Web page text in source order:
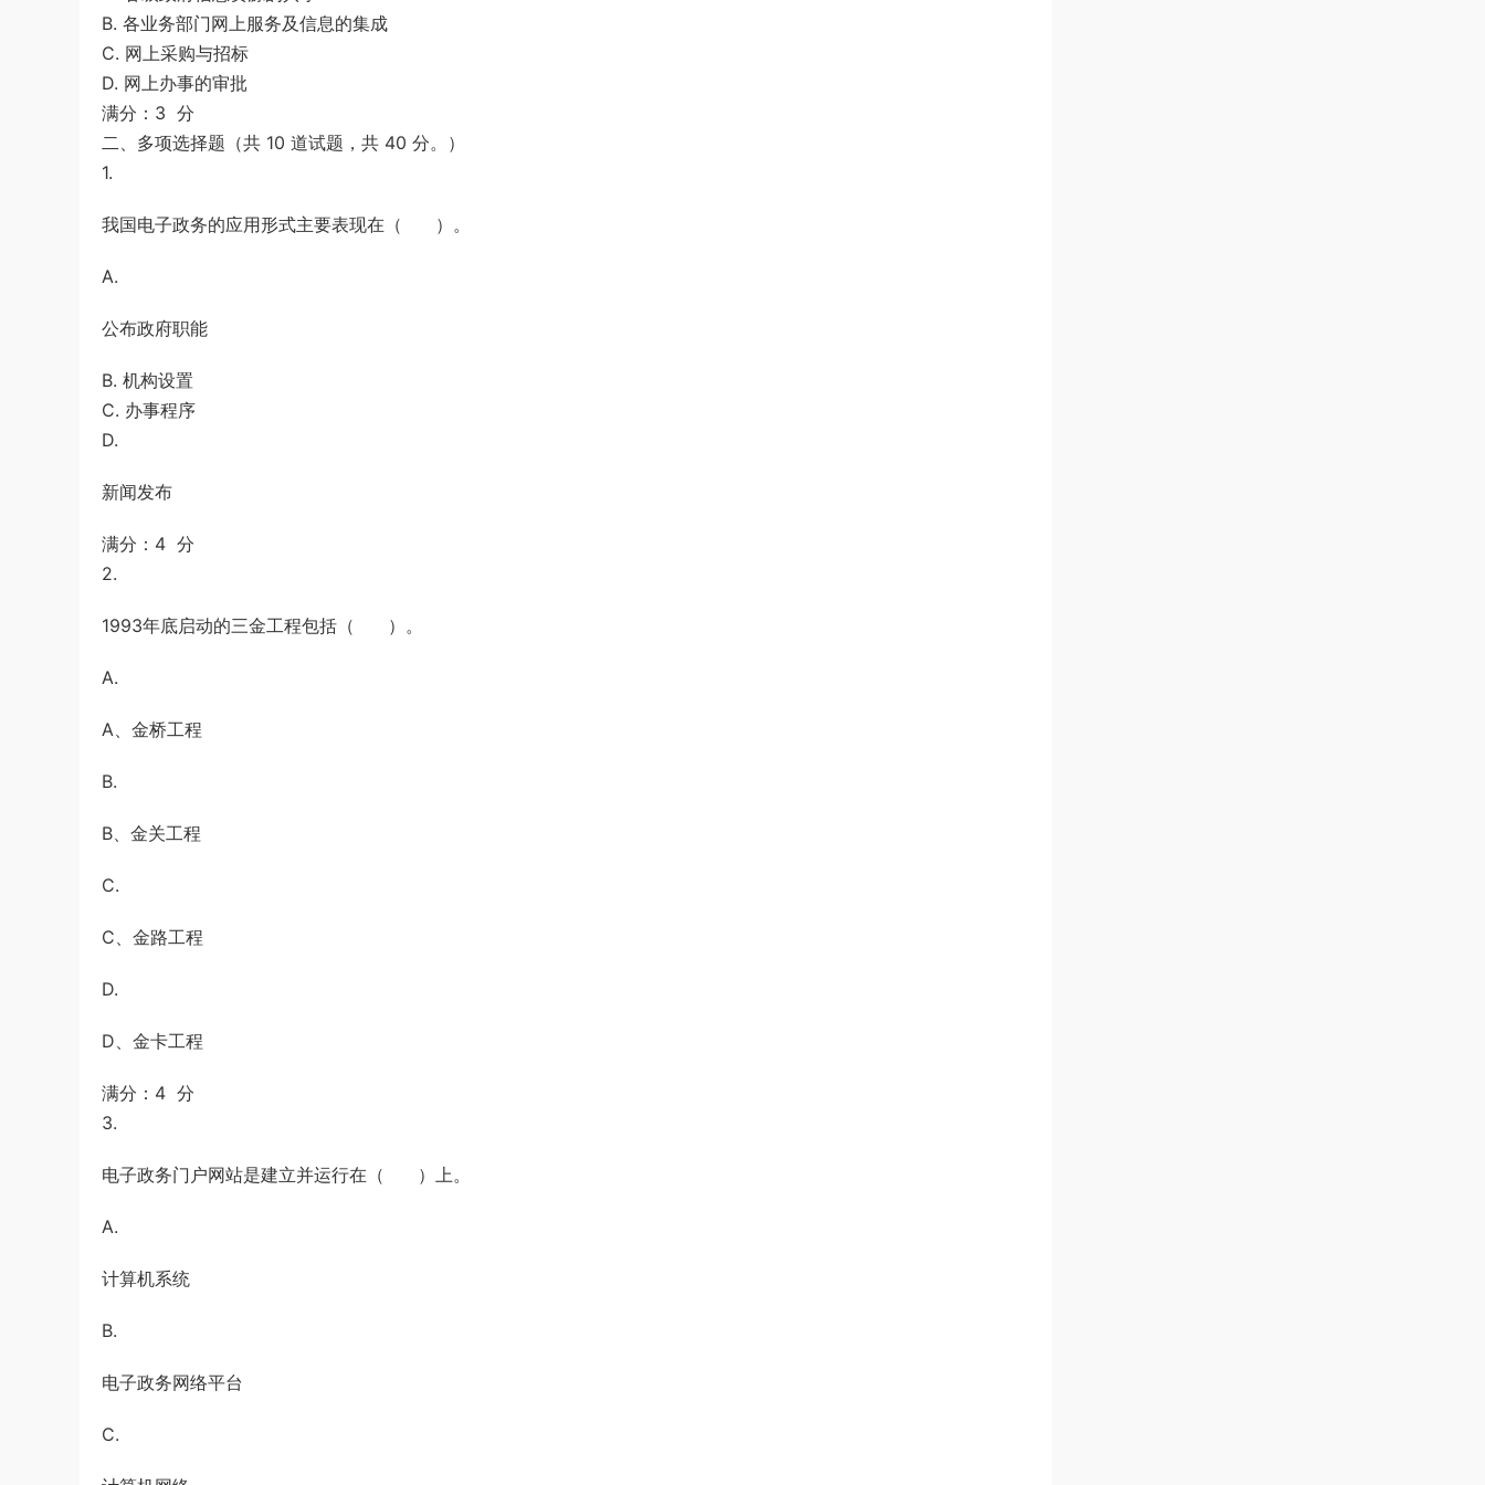
B. 各业务部门网上服务及信息的集成
C. 网上采购与招标
D. 网上办事的审批
满分：3 分
二、多项选择题（共 10 道试题，共 40 分。）
1.
我国电子政务的应用形式主要表现在（ ）。
A.
公布政府职能
B. 机构设置
C. 办事程序
D.
新闻发布
满分：4 分
2.
1993年底启动的三金工程包括（ ）。
A.
A、金桥工程
B.
B、金关工程
C.
C、金路工程
D.
D、金卡工程
满分：4 分
3.
电子政务门户网站是建立并运行在（ ）上。
A.
计算机系统
B.
电子政务网络平台
C.